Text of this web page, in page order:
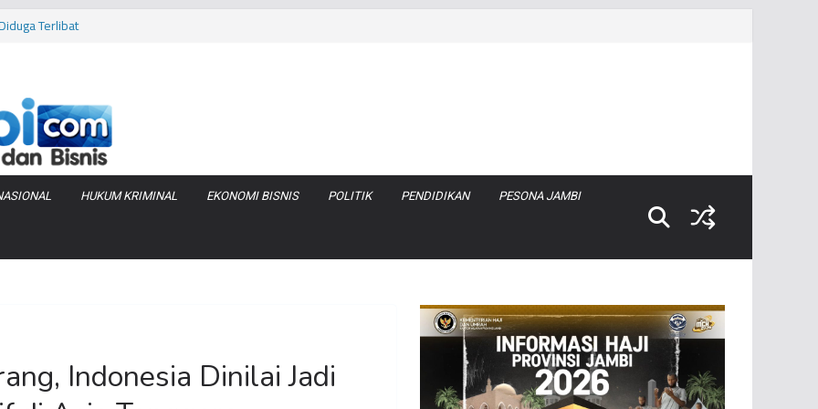
Terlibat
Jadi Rp
Zenix di
HUKUM KRIMINAL EKONOMI BISNIS POLITIK PENDIDIKAN PESONA JAMBI
Indonesia Dinilai Jadi